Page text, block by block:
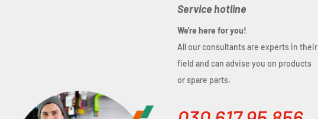
Service hotline
We're here for you!
All our consultants are experts in their
field and can advise you on products
or spare parts.